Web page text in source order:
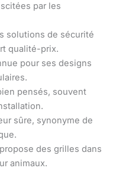
par les
solutions de sécurité
qualité-prix.
pour ses designs
pensés, souvent
sûre, synonyme de
des grilles dans
animaux.